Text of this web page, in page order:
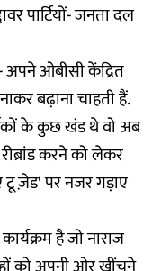
पार्टियों- जनता दल
अपने ओबीसी केंद्रित
बढ़ाना चाहती हैं.
के कुछ खंड थे वो अब
करने को लेकर
टू ज़ेड' पर नजर गड़ाए
है जो नाराज